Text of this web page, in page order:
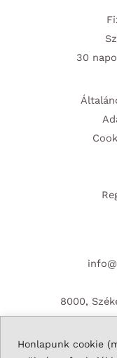
Honlapunk cookie
30
8000,